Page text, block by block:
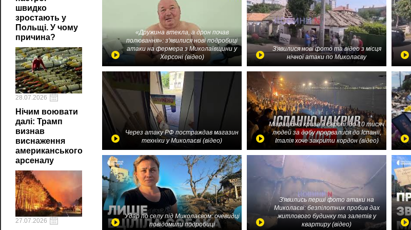
швидко
зростають у
Польщі. У чому
причина?
28.07.2026
Нічим воювати
далі: Трамп
визнав
виснаження
американського
арсеналу
27.07.2026
«Дружина втекла, а дрон почав
полювання»: з'явилися нові подробиці
атаки на фермера з Миколаївщини у
Херсоні (відео)
З'явилися нові фото та відео з місця
нічної атаки по Миколаєву
Через атаку РФ постраждав магазин
техніки у Миколаєві (відео)
Міграційна криза в Європі: до 10 тисяч
людей за добу прорвалися до Іспанії,
Італія хоче закрити кордон (відео)
Удар по селу під Миколаєвом: очевидці
повідомили подробиці
З'явились перші фото атаки на
Миколаєві: безпілотник пробив дах
житлового будинку та залетів у
квартиру (відео)